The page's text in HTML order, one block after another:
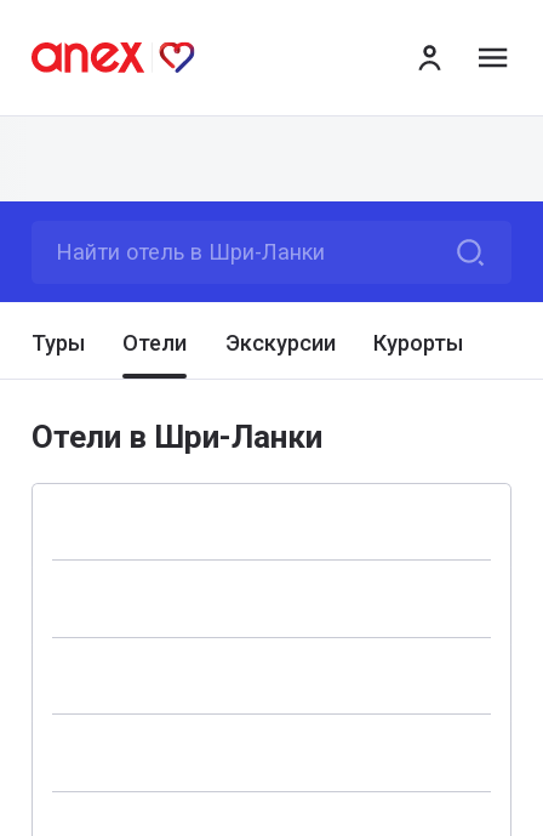
Найти отель в Шри-Ланки
Туры Отели Экскурсии Курорты
Отели в Шри-Ланки